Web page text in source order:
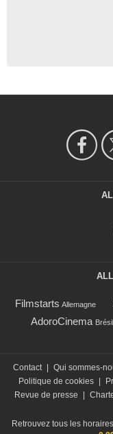
Filmstarts Allemagne
AdoroCinema Brésil
Contact Qui sommes-
Politique de cookies
Revue de presse
Retrouvez tous les